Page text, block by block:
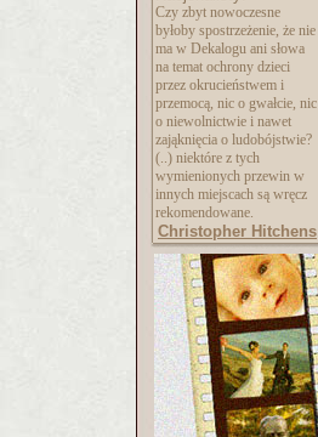
Czy zbyt nowoczesne
byłoby spostrzeżenie, że nie
ma w Dekalogu ani słowa
na temat ochrony dzieci
przez okrucieństwem i
przemocą, nic o gwałcie, nic
o niewolnictwie i nawet
zająknięcia o ludobójstwie?
(..) niektóre z tych
wymienionych przewin w
innych miejscach są wręcz
rekomendowane.
Christopher Hitchens